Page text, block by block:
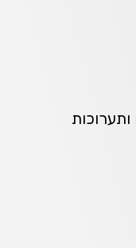
ותערוכות